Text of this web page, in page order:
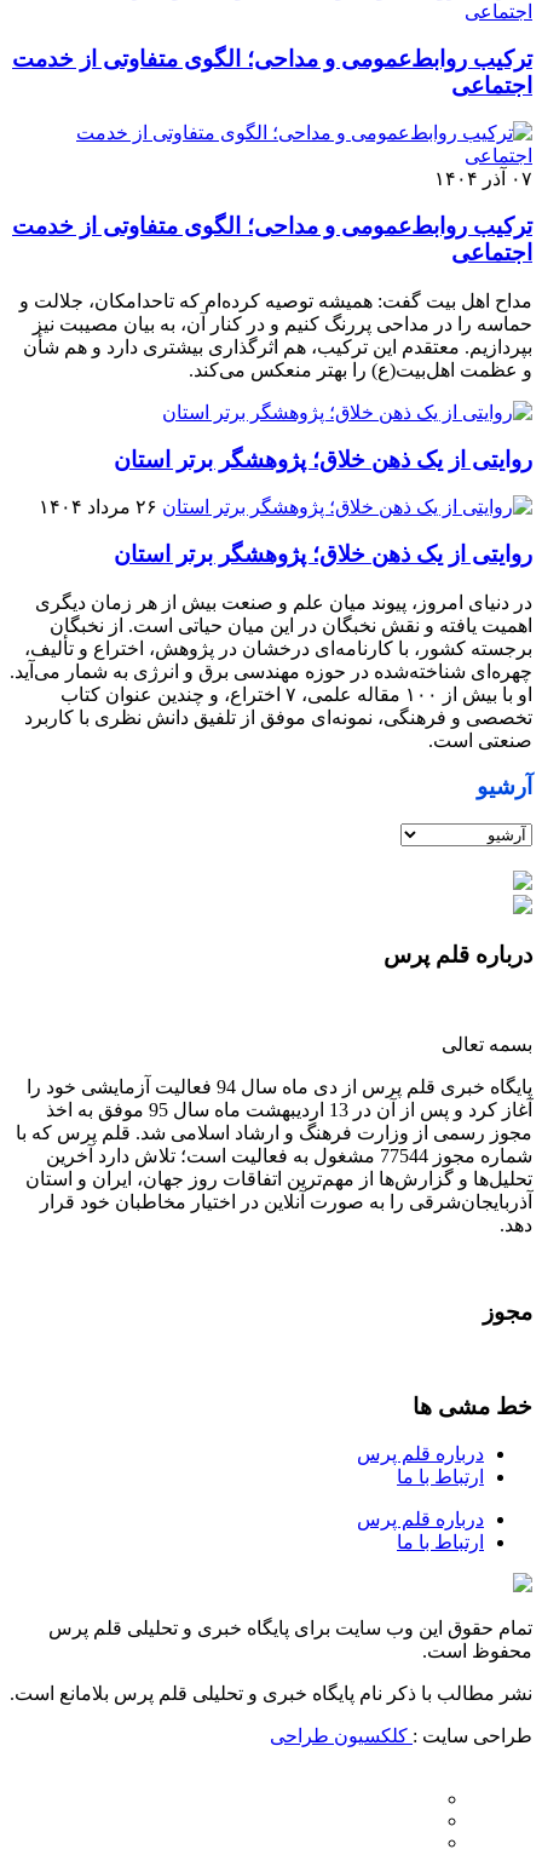
ترکیب روابط‌عمومی و مداحی؛ الگوی متفاوتی از خدمت
اجتماعی
۰۷ آذر ۱۴۰۴
ترکیب روابط‌عمومی و مداحی؛ الگوی متفاوتی از خدمت
اجتماعی
مداح اهل بیت گفت: همیشه توصیه کرده‌ام که تاحدامکان، جلالت و
حماسه را در مداحی پررنگ کنیم و در کنار آن، به بیان مصیبت نیز
بپردازیم. معتقدم این ترکیب، هم اثرگذاری بیشتری دارد و هم شأن
و عظمت اهل‌بیت(ع) را بهتر منعکس می‌کند.
روایتی از یک ذهن خلاق؛ پژوهشگر برتر استان
۲۶ مرداد ۱۴۰۴
روایتی از یک ذهن خلاق؛ پژوهشگر برتر استان
در دنیای امروز، پیوند میان علم و صنعت بیش از هر زمان دیگری
اهمیت یافته و نقش نخبگان در این میان حیاتی است. از نخبگان
برجسته کشور، با کارنامه‌ای درخشان در پژوهش، اختراع و تألیف،
چهره‌ای شناخته‌شده در حوزه مهندسی برق و انرژی به شمار می‌آید.
او با بیش از ۱۰۰ مقاله علمی، ۷ اختراع، و چندین عنوان کتاب
تخصصی و فرهنگی، نمونه‌ای موفق از تلفیق دانش نظری با کاربرد
صنعتی است.
آرشیو
درباره قلم پرس
بسمه تعالی
پایگاه خبری قلم پرس از دی ماه سال 94 فعالیت آزمایشی خود را
آغاز کرد و پس از آن در 13 اردیبهشت ماه سال 95 موفق به اخذ
مجوز رسمی از وزارت فرهنگ و ارشاد اسلامی شد. قلم پرس که با
شماره مجوز 77544 مشغول به فعالیت است؛ تلاش دارد آخرین
تحلیل‌ها و گزارش‌ها از مهم‌ترین اتفاقات روز جهان، ایران و استان
آذربایجان‌شرقی را به صورت آنلاین در اختیار مخاطبان خود قرار
دهد.
مجوز
خط مشی ها
درباره قلم پرس
ارتباط با ما
درباره قلم پرس
ارتباط با ما
تمام حقوق این وب سایت برای پایگاه خبری و تحلیلی قلم پرس
محفوظ است.
نشر مطالب با ذکر نام پایگاه خبری و تحلیلی قلم پرس بلامانع است.
طراحی سایت : کلکسیون طراحی